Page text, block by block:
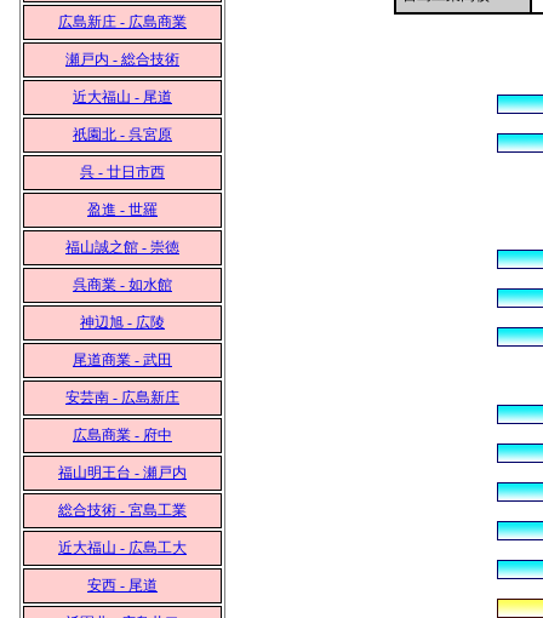
広島新庄 - 広島商業
瀬戸内 - 総合技術
近大福山 - 尾道
祇園北 - 呉宮原
呉 - 廿日市西
盈進 - 世羅
福山誠之館 - 崇徳
呉商業 - 如水館
神辺旭 - 広陵
尾道商業 - 武田
安芸南 - 広島新庄
広島商業 - 府中
福山明王台 - 瀬戸内
総合技術 - 宮島工業
近大福山 - 広島工大
安西 - 尾道